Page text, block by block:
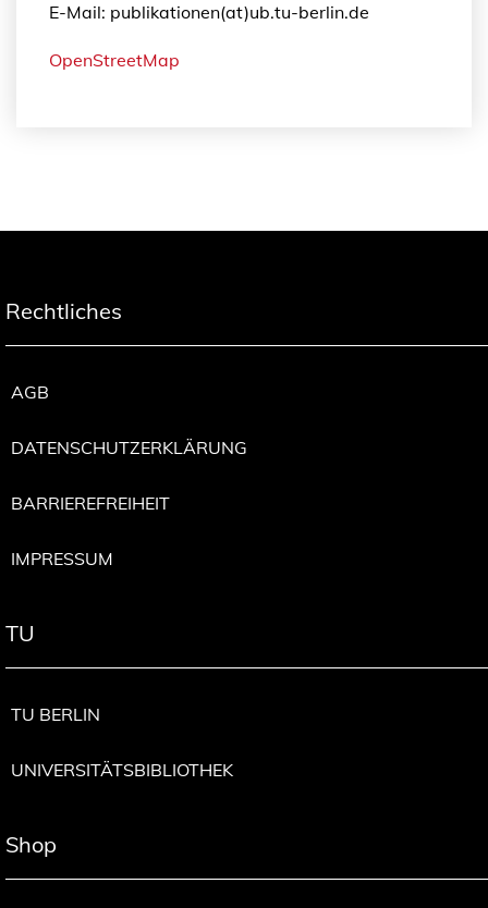
E-Mail: publikationen(at)ub.tu-berlin.de
OpenStreetMap
Rechtliches
AGB
DATENSCHUTZERKLÄRUNG
BARRIEREFREIHEIT
IMPRESSUM
TU
TU BERLIN
UNIVERSITÄTSBIBLIOTHEK
Shop